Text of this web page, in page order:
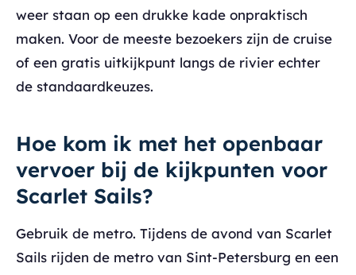
weer staan op een drukke kade onpraktisch
maken. Voor de meeste bezoekers zijn de cruise
of een gratis uitkijkpunt langs de rivier echter
de standaardkeuzes.
Hoe kom ik met het openbaar
vervoer bij de kijkpunten voor
Scarlet Sails?
Gebruik de metro. Tijdens de avond van Scarlet
Sails rijden de metro van Sint-Petersburg en een